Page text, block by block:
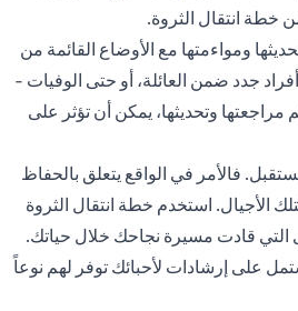
خطة انتقال الثروة.
ومواءمتها مع الأوضاع القائمة من
جدد ضمن العائلة، أو حتى الوفيات -
مراجعتها وتحديثها، يمكن أن تؤثر على
فالأمر في الواقع يتعلق بالحفاظ
الأجيال. استخدم خطة انتقال الثروة
التي قادت مسيرة نجاحك خلال حياتك.
على إرشادات لأحبائك توفر لهم نوعاً